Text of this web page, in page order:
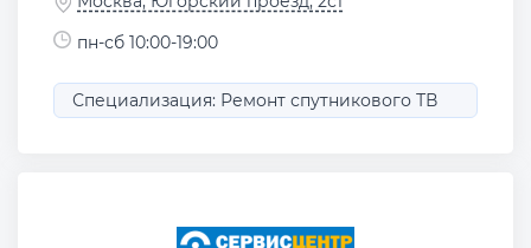
пн-сб 10:00-19:00
Специализация: Ремонт спутникового ТВ